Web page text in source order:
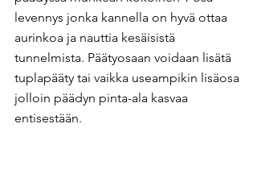
levennys jonka kannella on hyvä ottaa
aurinkoa ja nauttia kesäisistä
tunnelmista. Päätyosaan voidaan lisätä
tuplapääty tai vaikka useampikin lisäosa
jolloin päädyn pinta-ala kasvaa
entisestään.